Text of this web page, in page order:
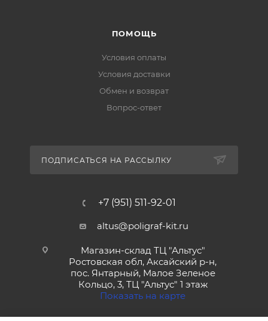
ПОМОЩЬ
Условия оплаты
Условия доставки
Обмен и возврат
Вопрос-ответ
ПОДПИСАТЬСЯ НА РАССЫЛКУ
+7 (951) 511-92-01
altus@poligraf-kit.ru
Магазин-склад ТЦ "Альтус"
Ростовская обл, Аксайский р-н,
пос. Янтарный, Малое Зеленое
Кольцо, 3, ТЦ "Альтус" 1 этаж
Показать на карте